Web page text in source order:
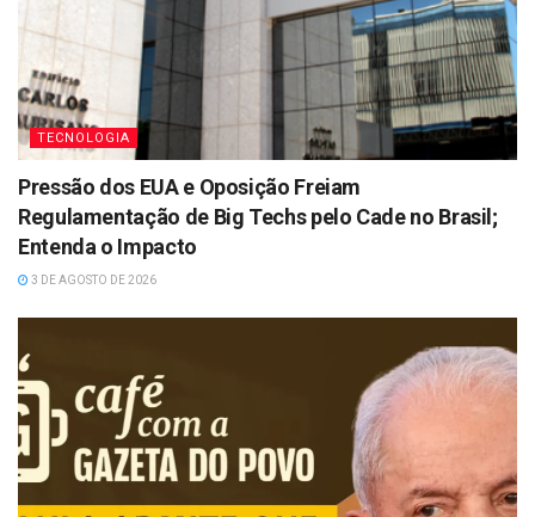
TECNOLOGIA
Pressão dos EUA e Oposição Freiam
Regulamentação de Big Techs pelo Cade no Brasil;
Entenda o Impacto
3 DE AGOSTO DE 2026